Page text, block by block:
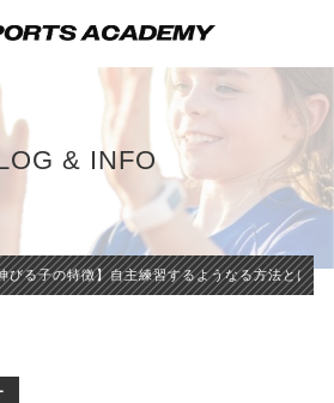
& INFO
びる子の特徴】自主練習するようなる方法とは？